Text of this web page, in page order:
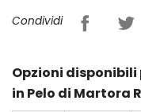
Condividi
Opzioni disponibili
in Pelo di Martora